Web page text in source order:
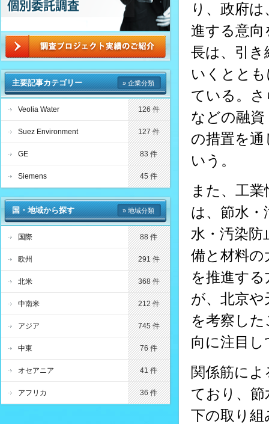
り、政府
進する意向
長は、引き
いくとと
ている。
などの融
の措置を
いう。
また、工
は、節水
水・汚染防
備と材料の
を推進す
が、北京
を考察し
向に注目
関係筋に
ており、
下の取り
主要記事カテゴリー » 企業分類
Veolia Water 126 件
Suez Environment 127 件
GE 83 件
Siemens 45 件
国・地域から探す » 地域分類
国際 88 件
欧州 291 件
北米 368 件
中南米 212 件
アジア 745 件
中東 76 件
オセアニア 41 件
アフリカ 36 件